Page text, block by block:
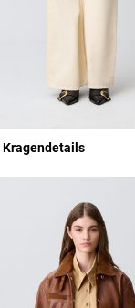
Rating
Kragendetails